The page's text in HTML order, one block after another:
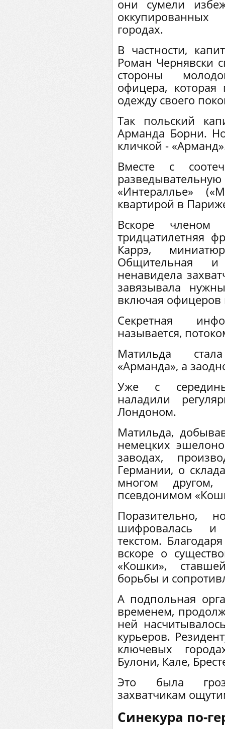
они сумели
городах.
В частности,
Роман Чернявски
стороны
офицера,
одежду своего
Так польский
Арманда Борни.
кличкой -
Вместе с
«Интераллье»
квартирой в
Вскоре членом
тридцатилетняя
Каррэ,
Общительная и
ненавидела
завязывала
включая офицеров
Секретная
называется,
Матильда
«Арманда», а
Уже с
наладили
Лондоном.
Матильда,
немецких
заводах,
Германии, о
многом
псевдонимом
Поразительно,
шифровалась и
текстом.
вскоре о
«Кошки»,
борьбы и
А подпольная
временем,
ней
курьеров.
ключевых
Булони, Кале,
Это была
захватчикам
Синекура по-